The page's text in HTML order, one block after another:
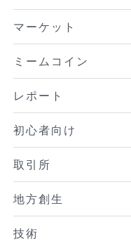
マーケット
ミームコイン
レポート
初心者向け
取引所
地方創生
技術